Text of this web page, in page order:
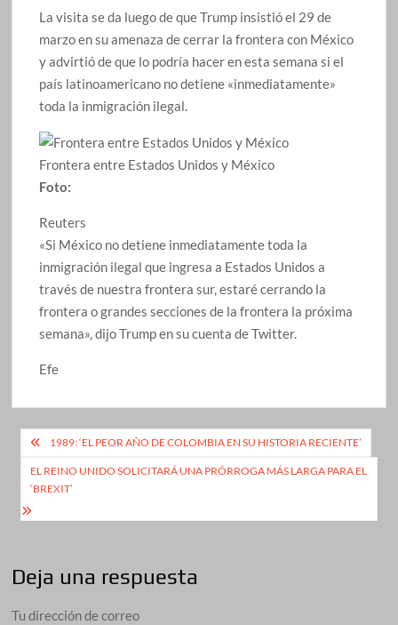
La visita se da luego de que Trump insistió el 29 de
marzo en su amenaza de cerrar la frontera con México
y advirtió de que lo podría hacer en esta semana si el
país latinoamericano no detiene «inmediatamente»
toda la inmigración ilegal.
Frontera entre Estados Unidos y México
Foto:
Reuters
«Si México no detiene inmediatamente toda la
inmigración ilegal que ingresa a Estados Unidos a
través de nuestra frontera sur, estaré cerrando la
frontera o grandes secciones de la frontera la próxima
semana», dijo Trump en su cuenta de Twitter.
Efe
Navegación
de
entradas
1989: ‘EL PEOR AÑO DE COLOMBIA EN SU HISTORIA RECIENTE’
EL REINO UNIDO SOLICITARÁ UNA PRÓRROGA MÁS LARGA PARA EL
‘BREXIT’
Deja una respuesta
Tu dirección de correo